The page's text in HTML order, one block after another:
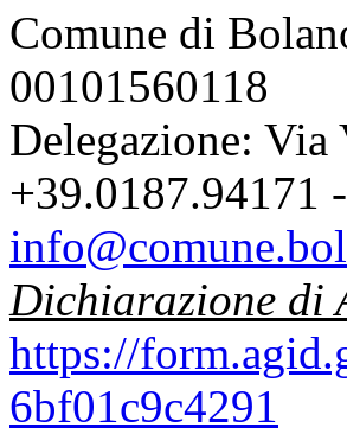
Comune di
00101560118
Delegazione: Via
+39.0187.94171
Dichiarazione di
https://
6bf01c9c4291